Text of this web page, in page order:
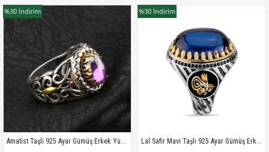
Amatist Taşlı 925 Ayar Gümüş Erkek Yüzük
%30 İndirim
Lal Safir Mavi Taşlı 925 Ayar Gümüş Erkek Yüzüğü
%30 İndirim